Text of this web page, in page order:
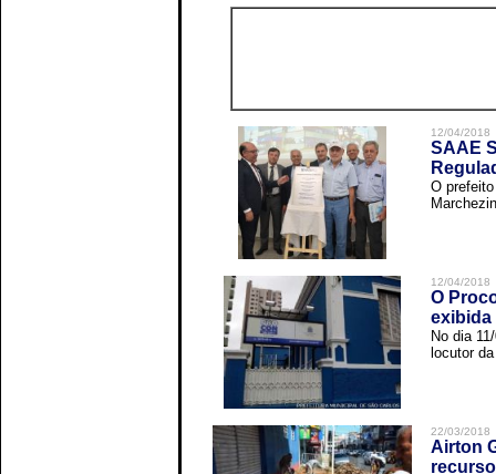
12/04/2018
SAAE
O
12/04/2018
O
exibida
No dia
locutor
22/03/2018
Airton